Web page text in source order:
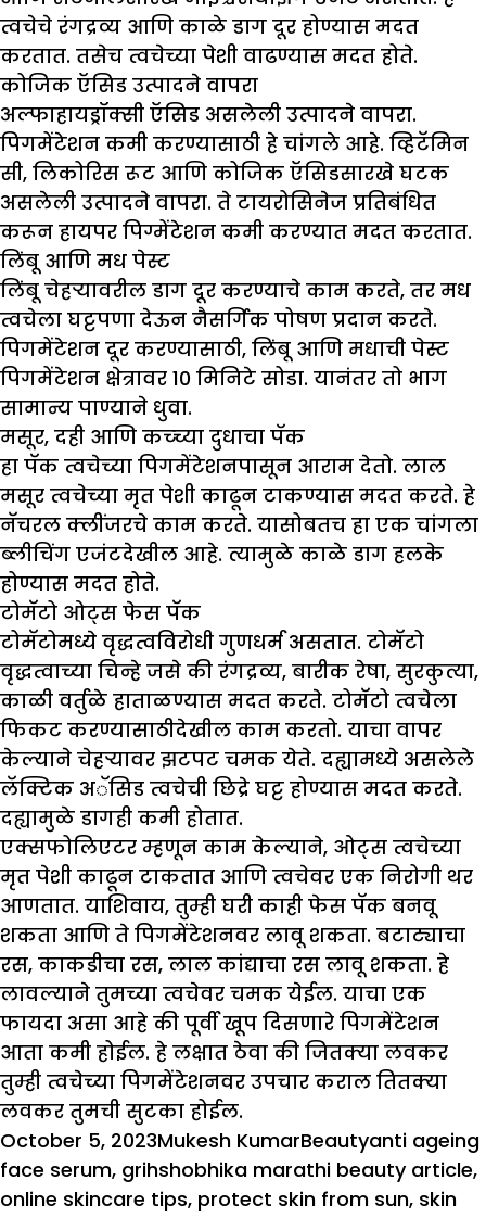
त्वचेचे रंगद्रव्य आणि काळे डाग दूर होण्यास मदत
करतात. तसेच त्वचेच्या पेशी वाढण्यास मदत होते.
कोजिक ऍसिड उत्पादने वापरा
अल्फाहायड्रॉक्सी ऍसिड असलेली उत्पादने वापरा.
पिगमेंटेशन कमी करण्यासाठी हे चांगले आहे. व्हिटॅमिन
सी, लिकोरिस रूट आणि कोजिक ऍसिडसारखे घटक
असलेली उत्पादने वापरा. ते टायरोसिनेज प्रतिबंधित
करून हायपर पिग्मेंटेशन कमी करण्यात मदत करतात.
लिंबू आणि मध पेस्ट
लिंबू चेहऱ्यावरील डाग दूर करण्याचे काम करते, तर मध
त्वचेला घट्टपणा देऊन नैसर्गिक पोषण प्रदान करते.
पिगमेंटेशन दूर करण्यासाठी, लिंबू आणि मधाची पेस्ट
पिगमेंटेशन क्षेत्रावर 10 मिनिटे सोडा. यानंतर तो भाग
सामान्य पाण्याने धुवा.
मसूर, दही आणि कच्च्या दुधाचा पॅक
हा पॅक त्वचेच्या पिगमेंटेशनपासून आराम देतो. लाल
मसूर त्वचेच्या मृत पेशी काढून टाकण्यास मदत करते. हे
नॅचरल क्लींजरचे काम करते. यासोबतच हा एक चांगला
ब्लीचिंग एजंटदेखील आहे. त्यामुळे काळे डाग हलके
होण्यास मदत होते.
टोमॅटो ओट्स फेस पॅक
टोमॅटोमध्ये वृद्धत्वविरोधी गुणधर्म असतात. टोमॅटो
वृद्धत्वाच्या चिन्हे जसे की रंगद्रव्य, बारीक रेषा, सुरकुत्या,
काळी वर्तुळे हाताळण्यास मदत करते. टोमॅटो त्वचेला
फिकट करण्यासाठीदेखील काम करतो. याचा वापर
केल्याने चेहऱ्यावर झटपट चमक येते. दह्यामध्ये असलेले
लॅक्टिक अॅसिड त्वचेची छिद्रे घट्ट होण्यास मदत करते.
दह्यामुळे डागही कमी होतात.
एक्सफोलिएटर म्हणून काम केल्याने, ओट्स त्वचेच्या
मृत पेशी काढून टाकतात आणि त्वचेवर एक निरोगी थर
आणतात. याशिवाय, तुम्ही घरी काही फेस पॅक बनवू
शकता आणि ते पिगमेंटेशनवर लावू शकता. बटाट्याचा
रस, काकडीचा रस, लाल कांद्याचा रस लावू शकता. हे
लावल्याने तुमच्या त्वचेवर चमक येईल. याचा एक
फायदा असा आहे की पूर्वी खूप दिसणारे पिगमेंटेशन
आता कमी होईल. हे लक्षात ठेवा की जितक्या लवकर
तुम्ही त्वचेच्या पिगमेंटेशनवर उपचार कराल तितक्या
लवकर तुमची सुटका होईल.
Posted
on
October 5, 2023Author
Mukesh KumarCategories
BeautyTags
anti ageing
face serum, grihshobhika marathi beauty article,
online skincare tips, protect skin from sun, skin